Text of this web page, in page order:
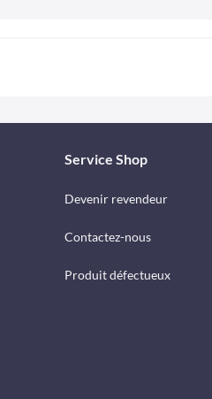
Service Shop
Devenir revendeur
Contactez-nous
Produit défectueux